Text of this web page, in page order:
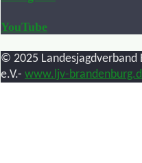
YouTube
© 2025 Landesjagdverband
e.V.- www.ljv-